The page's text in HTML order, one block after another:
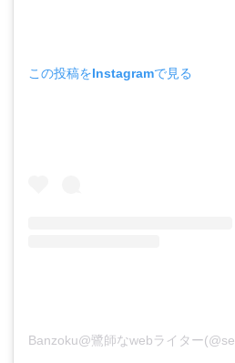
この投稿をInstagramで見る